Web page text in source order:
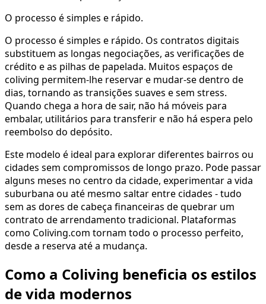
O processo é simples e rápido.
O processo é simples e rápido. Os contratos digitais
substituem as longas negociações, as verificações de
crédito e as pilhas de papelada. Muitos espaços de
coliving permitem-lhe reservar e mudar-se dentro de
dias, tornando as transições suaves e sem stress.
Quando chega a hora de sair, não há móveis para
embalar, utilitários para transferir e não há espera pelo
reembolso do depósito.
Este modelo é ideal para explorar diferentes bairros ou
cidades sem compromissos de longo prazo. Pode passar
alguns meses no centro da cidade, experimentar a vida
suburbana ou até mesmo saltar entre cidades - tudo
sem as dores de cabeça financeiras de quebrar um
contrato de arrendamento tradicional. Plataformas
como Coliving.com tornam todo o processo perfeito,
desde a reserva até a mudança.
Como a Coliving beneficia os estilos
de vida modernos